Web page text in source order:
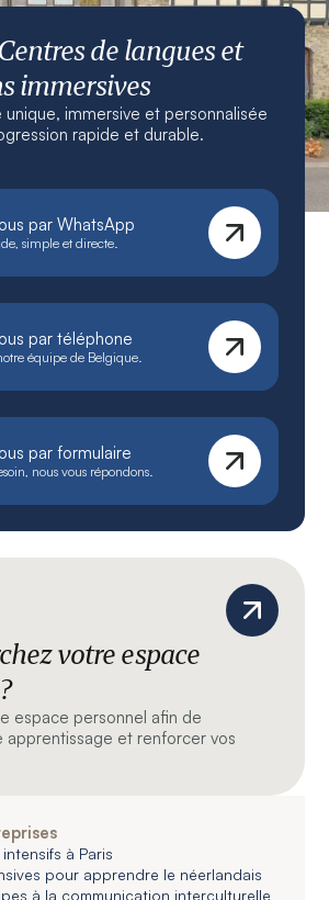
de langues et
immersives
immersive et personnalisée
rapide et durable.
par WhatsApp
simple et directe.
par téléphone
équipe de Belgique.
par formulaire
nous vous répondons.
votre espace
espace personnel afin de
apprentissage et renforcer vos
à Paris
pour apprendre le néerlandais
à la communication interculturelle